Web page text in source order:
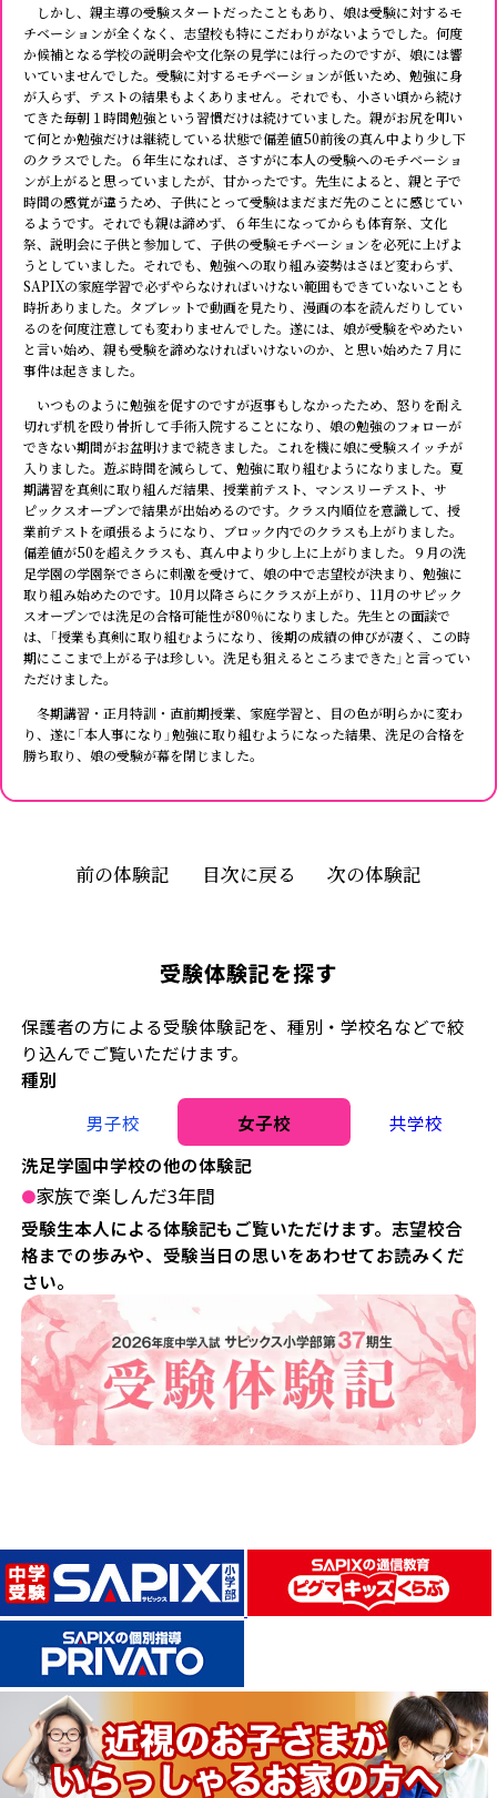
受験体験記を探す
保護者の方による受験体験記を、種別・学校名などで絞
り込んでご覧いただけます。
種別
男子校
女子校
共学校
洗足学園中学校の他の体験記
●家族で楽しんだ3年間
受験生本人による体験記もご覧いただけます。志望校合
格までの歩みや、受験当日の思いをあわせてお読みくだ
さい。
しかし、親主導の受験スタートだったこともあり、娘は受験に対するモ
チベーションが全くなく、志望校も特にこだわりがないようでした。何度
か候補となる学校の説明会や文化祭の見学には行ったのですが、娘には響
いていませんでした。受験に対するモチベーションが低いため、勉強に身
が入らず、テストの結果もよくありません。それでも、小さい頃から続け
てきた毎朝１時間勉強という習慣だけは続けていました。親がお尻を叩い
て何とか勉強だけは継続している状態で偏差値50前後の真ん中より少し下
のクラスでした。６年生になれば、さすがに本人の受験へのモチベーショ
ンが上がると思っていましたが、甘かったです。先生によると、親と子で
時間の感覚が違うため、子供にとって受験はまだまだ先のことに感じてい
るようです。それでも親は諦めず、６年生になってからも体育祭、文化
祭、説明会に子供と参加して、子供の受験モチベーションを必死に上げよ
うとしていました。それでも、勉強への取り組み姿勢はさほど変わらず、
SAPIXの家庭学習で必ずやらなければいけない範囲もできていないことも
時折ありました。タブレットで動画を見たり、漫画の本を読んだりしてい
るのを何度注意しても変わりませんでした。遂には、娘が受験をやめたい
と言い始め、親も受験を諦めなければいけないのか、と思い始めた７月に
事件は起きました。
いつものように勉強を促すのですが返事もしなかったため、怒りを耐え
切れず机を殴り骨折して手術入院することになり、娘の勉強のフォローが
できない期間がお盆明けまで続きました。これを機に娘に受験スイッチが
入りました。遊ぶ時間を減らして、勉強に取り組むようになりました。夏
期講習を真剣に取り組んだ結果、授業前テスト、マンスリーテスト、サ
ピックスオープンで結果が出始めるのです。クラス内順位を意識して、授
業前テストを頑張るようになり、ブロック内でのクラスも上がりました。
偏差値が50を超えクラスも、真ん中より少し上に上がりました。９月の洗
足学園の学園祭でさらに刺激を受けて、娘の中で志望校が決まり、勉強に
取り組み始めたのです。10月以降さらにクラスが上がり、11月のサピック
スオープンでは洗足の合格可能性が80％になりました。先生との面談で
は、「授業も真剣に取り組むようになり、後期の成績の伸びが凄く、この時
期にここまで上がる子は珍しい。洗足も狙えるところまできた」と言ってい
ただけました。
冬期講習・正月特訓・直前期授業、家庭学習と、目の色が明らかに変わ
り、遂に「本人事になり」勉強に取り組むようになった結果、洗足の合格を
勝ち取り、娘の受験が幕を閉じました。
前の体験記 目次に戻る 次の体験記